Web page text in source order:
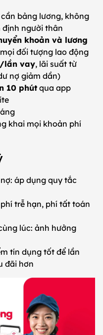
bảng lương, không
định người thân
khoản và lương
đối tượng lao động
lần vay, lãi suất từ
nợ giảm dần)
10 phút qua app
khai mọi khoản phí
áp dụng quy tắc
trễ hạn, phí tất toán
lúc: ảnh hưởng
tín dụng tốt để lần
đãi hơn